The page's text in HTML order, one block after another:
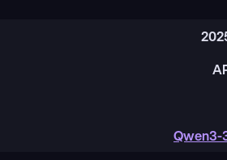
Qwen3-